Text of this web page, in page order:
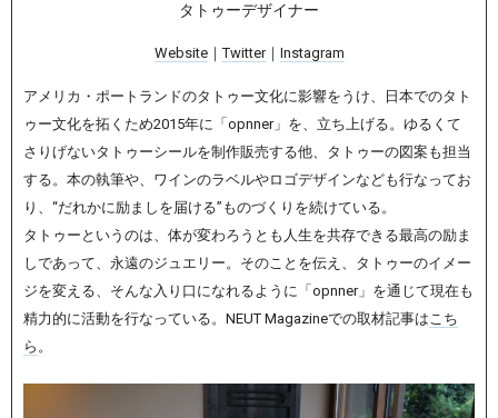
タトゥーデザイナー
Website｜Twitter｜ Instagram
アメリカ・ポートランドのタトゥー文化に影響をうけ、日本でのタト
ゥー文化を拓くため2015年に「opnner」を、立ち上げる。ゆるくて
さりげないタトゥーシールを制作販売する他、タトゥーの図案も担当
する。本の執筆や、ワインのラベルやロゴデザインなども行なってお
り、“だれかに励ましを届ける”ものづくりを続けている。
タトゥーというのは、体が変わろうとも人生を共存できる最高の励ま
しであって、永遠のジュエリー。そのことを伝え、タトゥーのイメー
ジを変える、そんな入り口になれるように「opnner」を通じて現在も
精力的に活動を行なっている。NEUT Magazineでの取材記事はこち
ら 。